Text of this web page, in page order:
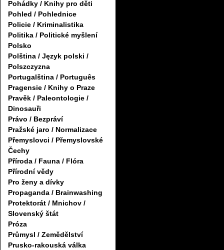
Pohádky / Knihy pro děti
Pohled / Pohlednice
Policie / Kriminalistika
Politika / Politické myšlení
Polsko
Polština / Język polski /
Polszczyzna
Portugalština / Português
Pragensie / Knihy o Praze
Pravěk / Paleontologie /
Dinosauři
Právo / Bezpráví
Pražské jaro / Normalizace
Přemyslovci / Přemyslovské
Čechy
Příroda / Fauna / Flóra
Přírodní vědy
Pro ženy a dívky
Propaganda / Brainwashing
Protektorát / Mnichov /
Slovenský štát
Próza
Průmysl / Zemědělství
Prusko-rakouská válka